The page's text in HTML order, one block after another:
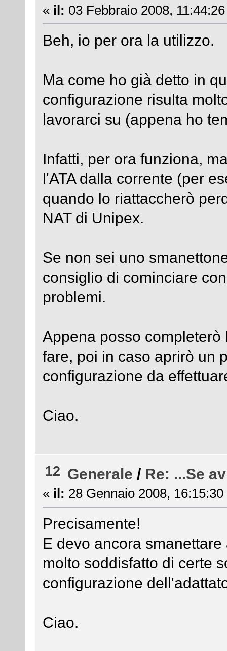
« il: 03 Febbraio 2008,
Beh, io per ora la utilizzo.
Ma come ho già detto in
configurazione risulta
lavorarci su (appena ho
Infatti, per ora funziona,
l'ATA dalla corrente (per
quando lo riattaccherò
NAT di Unipex.
Se non sei uno
consiglio di cominciare
problemi.
Appena posso
fare, poi in caso aprirò un
configurazione da
Ciao.
12 Generale / Re: ...Se
« il: 28 Gennaio 2008, 16:15:30
Precisamente!
E devo ancora
molto soddisfatto di certe
configurazione
Ciao.